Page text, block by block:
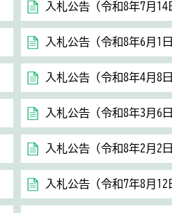
入札公告（令和8年7月14
入札公告（令和8年6月1
入札公告（令和8年4月8
入札公告（令和8年3月6
入札公告（令和8年2月2
入札公告（令和7年8月12